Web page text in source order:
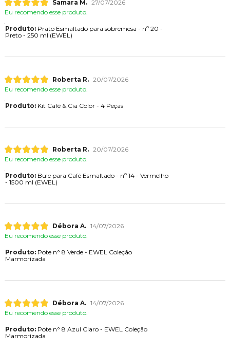
Samara M. 27/07/2026
Eu recomendo esse produto.
Produto:Prato Esmaltado para sobremesa - nº 20 -
Preto - 250 ml (EWEL)
Roberta R. 20/07/2026
Eu recomendo esse produto.
Produto:Kit Café & Cia Color - 4 Peças
Roberta R. 20/07/2026
Eu recomendo esse produto.
Produto:Bule para Café Esmaltado - nº 14 - Vermelho
- 1500 ml (EWEL)
Débora A. 14/07/2026
Eu recomendo esse produto.
Produto:Pote n° 8 Verde - EWEL Coleção
Marmorizada
Débora A. 14/07/2026
Eu recomendo esse produto.
Produto:Pote n° 8 Azul Claro - EWEL Coleção
Marmorizada